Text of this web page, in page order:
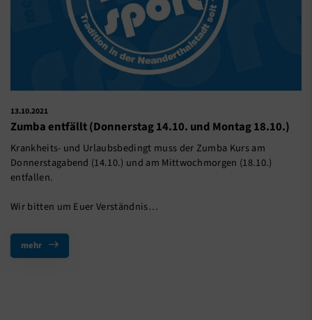
13.10.2021
Zumba entfällt (Donnerstag 14.10. und Montag 18.10.)
Krankheits- und Urlaubsbedingt muss der Zumba Kurs am
Donnerstagabend (14.10.) und am Mittwochmorgen (18.10.)
entfallen.
Wir bitten um Euer Verständnis…
mehr